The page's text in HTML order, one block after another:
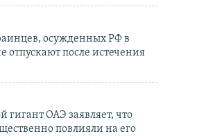
осужденных РФ в
отпускают после истечения
гигант ОАЭ заявляет, что
повлияли на его